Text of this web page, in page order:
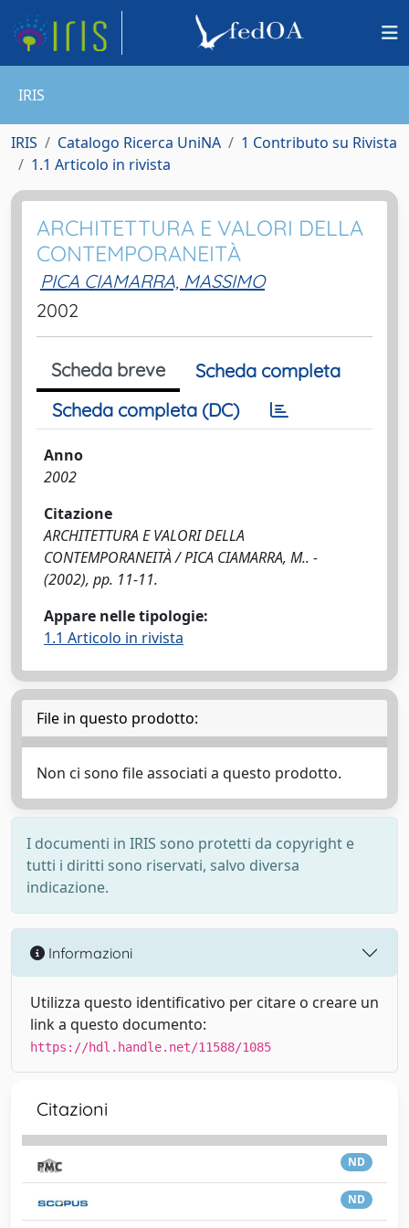
IRIS
IRIS Catalogo Ricerca UniNA
1 Contributo su Rivista
1.1 Articolo in rivista
ARCHITETTURA E VALORI DELLA
CONTEMPORANEITÀ
PICA CIAMARRA, MASSIMO
2002
Scheda breve
Scheda completa
Scheda completa (DC)
Anno
2002
Citazione
ARCHITETTURA E VALORI DELLA
CONTEMPORANEITÀ / PICA CIAMARRA, M.. -
(2002), pp. 11-11.
Appare nelle tipologie:
1.1 Articolo in rivista
File in questo prodotto:
Non ci sono file associati a questo prodotto.
I documenti in IRIS sono protetti da copyright e
tutti i diritti sono riservati, salvo diversa
indicazione.
Informazioni
Utilizza questo identificativo per citare o creare un
link a questo documento:
https://hdl.handle.net/11588/1085
Citazioni
ND
ND